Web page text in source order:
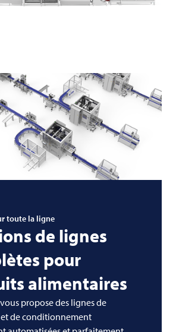
toute la ligne
de lignes
pour
alimentaires
vous propose des lignes de
de conditionnement